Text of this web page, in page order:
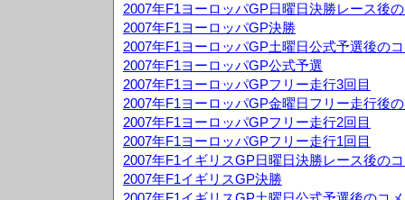
2007年F1ヨーロッパGP日曜日決勝レース後
2007年F1ヨーロッパGP決勝
2007年F1ヨーロッパGP土曜日公式予選後の
2007年F1ヨーロッパGP公式予選
2007年F1ヨーロッパGPフリー走行3回目
2007年F1ヨーロッパGP金曜日フリー走行後
2007年F1ヨーロッパGPフリー走行2回目
2007年F1ヨーロッパGPフリー走行1回目
2007年F1イギリスGP日曜日決勝レース後の
2007年F1イギリスGP決勝